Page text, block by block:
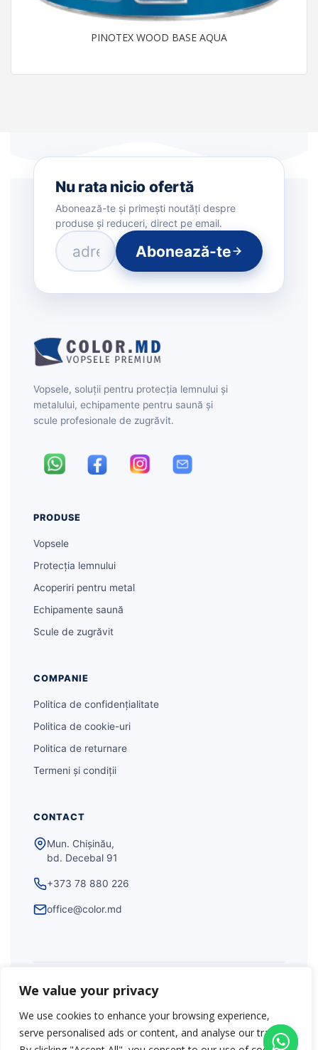
We value your privacy
We use cookies to enhance your browsing experience,
serve personalised ads or content, and analyse our traffic.
PINOTEX WOOD BASE AQUA
Nu rata nicio ofertă
Abonează-te și primești noutăți despre
produse și reduceri, direct pe email.
Abonează-te
Vopsele, soluții pentru protecția lemnului și
metalului, echipamente pentru saună și
scule profesionale de zugrăvit.
PRODUSE
Vopsele
Protecția lemnului
Acoperiri pentru metal
Echipamente saună
Scule de zugrăvit
COMPANIE
Politica de confidențialitate
Politica de cookie-uri
Politica de returnare
Termeni și condiții
CONTACT
Mun. Chișinău,
bd. Decebal 91
+373 78 880 226
office@color.md
Color.md © 2026. Toate drepturile rezervate.
Î.C.S. „TRANSCOLOR” S.R.L., IDNO 1007600070492,
înregistrată la 6 decembrie 2007 · Sediu: MD-2032, mun.